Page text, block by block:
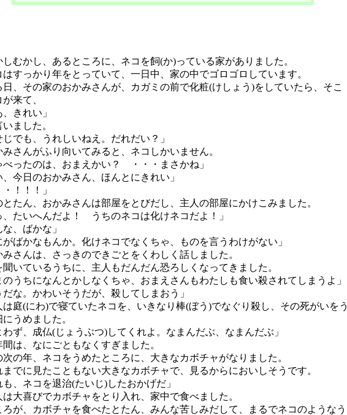
むかし、あるところに、ネコを飼(か)っている家がありました。
すっかり年をとっていて、一日中、家の中でゴロゴロしています。
、その家のおかみさんが、カガミの前で化粧(けしょう)をしていたら、そこ
来て、
、きれい」
ました。
じでも、うれしいねえ。だれだい？」
さんがふり向いてみると、ネコしかいません。
べったのは、おまえかい？ ・・・まさかね」
、今日のおかみさん、ほんとにきれい」
・！！！」
たん、おかみさんは部屋をとびだし、主人の部屋にかけこみました。
、たいへんだよ！ うちのネコは化けネコだよ！」
な、ばかな」
がばかなもんか。化けネコでなくちゃ、ものを言うわけがない」
さんは、さっきのできごとをくわしく話しました。
いているうちに、主人もだんだん恐ろしくなってきました。
のうちになんとかしなくちゃ、おまえさんもわたしも食い殺されてしまうよ」
だな。かわいそうだが、殺してしまおう」
庭(にわ)で寝ていたネコを、いきなり棒(ぼう)でなぐり殺し、その死がいをう
にうめました。
わず、成仏(じょうぶつ)してくれよ。なまんだぶ、なまんだぶ」
は、なにごともなくすぎました。
の年、ネコをうめたところに、大きなカボチャがなりました。
でに見たこともない大きなカボチャで、見るからにおいしそうです。
も、ネコを退治(たいじ)したおかげだ」
大喜びでカボチャをとり入れ、家中で食べました。
が、カボチャを食べたとたん、みんな苦しみだして、まるでネコのようなう